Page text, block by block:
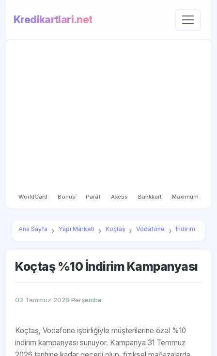
Kredikartlari.net
WorldCard Bonus Paraf Axess Bankkart Maximum
Ana Sayfa Yapı Marketi Koçtaş Vodafone İndirim
Koçtaş %10 İndirim Kampanyası
02 Temmuz 2026 Perşembe
Koçtaş, Vodafone işbirliğiyle müşterilerine özel %10
indirim kampanyası sunuyor. Kampanya 31 Temmuz